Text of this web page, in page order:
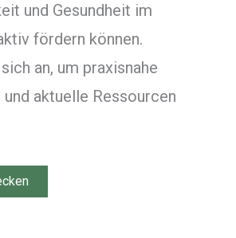
und Gesundheit im
fördern können.
an, um praxisnahe
und aktuelle Ressourcen